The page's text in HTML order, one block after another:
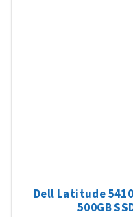
Dell Latitude 5410
500GB